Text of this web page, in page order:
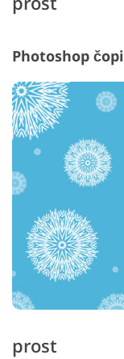
Photoshop
prost